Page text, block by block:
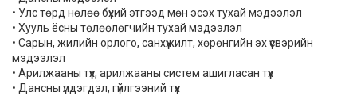
• Улс төрд нөлөө бүхий этгээд мөн эсэх тухай мэдээлэл
• Хууль ёсны төлөөлөгчийн тухай мэдээлэл
• Сарын, жилийн орлого, санхүүжилт, хөрөнгийн эх үүсвэрийн
мэдээлэл
• Арилжааны түүх, арилжааны систем ашигласан түүх
• Дансны үлдэгдэл, гүйлгээний түүх